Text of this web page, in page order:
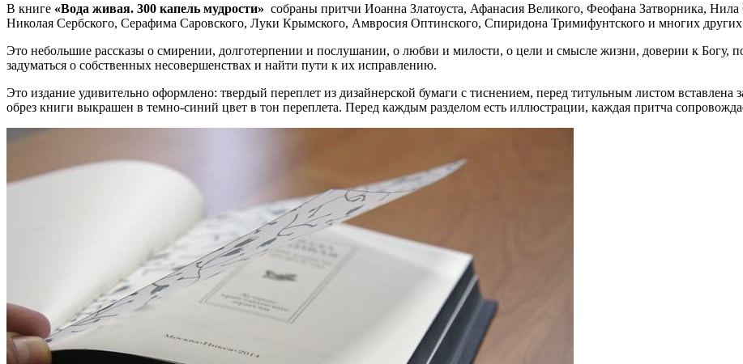
В книге «Вода живая. 300 капель мудрости» собраны притчи Иоанна Златоуста, Афанасия Великого, Феофана Затворника,
Николая Сербского, Серафима Саровского, Луки Крымского, Амвросия Оптинского, Спиридона Тримифунтского и многих
Это небольшие рассказы о смирении, долготерпении и послушании, о любви и милости, о цели и смысле жизни, доверии к Богу,
задуматься о собственных несовершенствах и найти пути к их исправлению.
Это издание удивительно оформлено: твердый переплет из дизайнерской бумаги с тиснением, перед титульным листом вставлена
обрез книги выкрашен в темно-синий цвет в тон переплета. Перед каждым разделом есть иллюстрации, каждая притча